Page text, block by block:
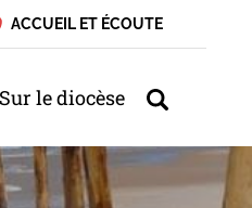
ACCUEIL ET ÉCOUTE
Sur le diocèse